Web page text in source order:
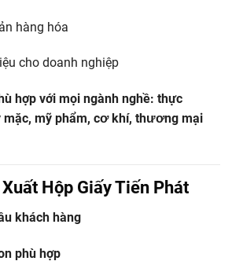
hàng hóa
cho doanh nghiệp
hợp với mọi ngành nghề: thực
mặc, mỹ phẩm, cơ khí, thương mại
Hộp Giấy Tiến Phát
khách hàng
phù hợp